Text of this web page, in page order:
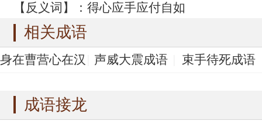
【反义词】：得心应手应付自如
相关成语
身在曹营心在汉
声威大震成语
束手待死成语
成语接龙